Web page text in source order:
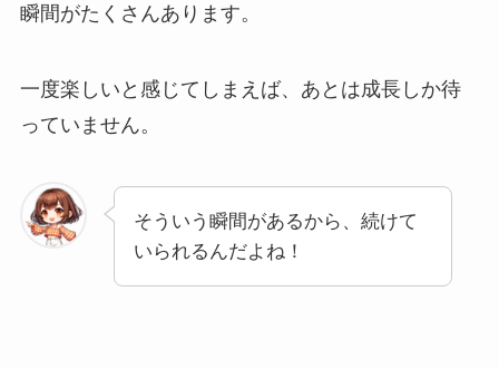
瞬間がたくさんあります。
一度楽しいと感じてしまえば、あとは成長しか待
っていません。
そういう瞬間があるから、続けて
いられるんだよね！